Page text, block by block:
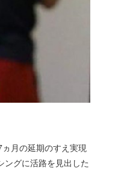
月の延期のすえ実現
グに活路を見出した